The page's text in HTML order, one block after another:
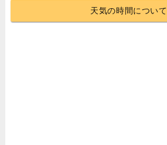
天気の時間について